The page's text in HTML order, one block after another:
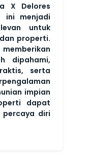
X Delores
ini menjadi
untuk
properti.
dipahami,
serta
impian
dapat
percaya diri